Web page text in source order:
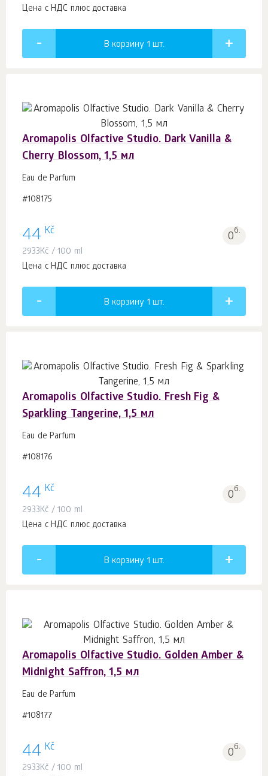
Цена с НДС плюс доставка
В корзину 1 шт.
Aromapolis Olfactive Studio. Dark Vanilla &
Cherry Blossom, 1,5 мл
Eau de Parfum
#108175
44 Kč 0б.
2933Kč / 100 ml
Цена с НДС плюс доставка
В корзину 1 шт.
Aromapolis Olfactive Studio. Fresh Fig &
Sparkling Tangerine, 1,5 мл
Eau de Parfum
#108176
44 Kč 0б.
2933Kč / 100 ml
Цена с НДС плюс доставка
В корзину 1 шт.
Aromapolis Olfactive Studio. Golden Amber &
Midnight Saffron, 1,5 мл
Eau de Parfum
#108177
44 Kč 0б.
2933Kč / 100 ml